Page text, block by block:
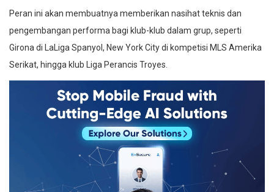
Peran ini akan membuatnya memberikan nasihat teknis dan
pengembangan performa bagi klub-klub dalam grup, seperti
Girona di LaLiga Spanyol, New York City di kompetisi MLS Amerika
Serikat, hingga klub Liga Perancis Troyes.